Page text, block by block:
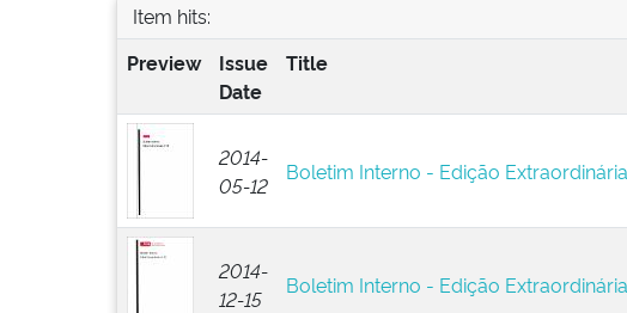
Item hits:
Preview
Issue
Date
Title
2014-
05-12
Boletim Interno - Edição
2014-
12-15
Boletim Interno - Edição